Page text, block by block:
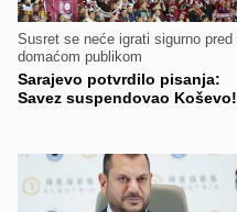
Susret se neće igrati sigurno pred
domaćom publikom
Sarajevo potvrdilo pisanja:
Savez suspendovao Koševo!